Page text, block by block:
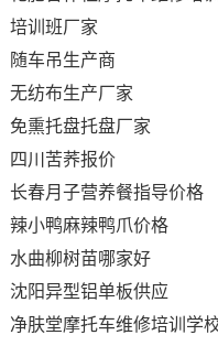
培训班厂家
随车吊生产商
无纺布生产厂家
免熏托盘托盘厂家
四川苦荞报价
长春月子营养餐指导价格
辣小鸭麻辣鸭爪价格
水曲柳树苗哪家好
沈阳异型铝单板供应
净肤堂摩托车维修培训学